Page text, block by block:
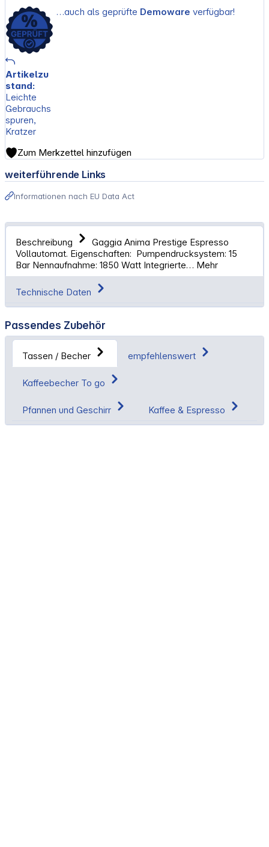
Zum Merkzettel hinzufügen
…auch als geprüfte Demoware verfügbar!
Artikelzu
stand:
Leichte
Gebrauchs
spuren,
Kratzer
weiterführende Links
Informationen nach EU Data Act
Beschreibung
Gaggia Anima Prestige Espresso
Vollautomat. Eigenschaften: Pumpendrucksystem: 15
Bar Nennaufnahme: 1850 Watt Integrierte… Mehr
Technische Daten
Passendes Zubehör
Tassen / Becher empfehlenswert
Kaffeebecher To go
Pfannen und Geschirr Kaffee & Espresso